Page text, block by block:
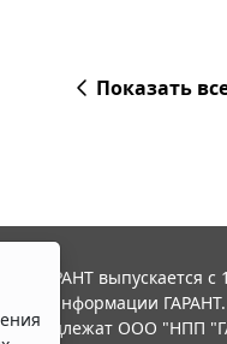
Показать
ГАРАНТ выпускается
информации ГАРАНТ.
принадлежат ООО "НПП